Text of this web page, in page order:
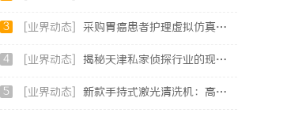
3 [业界动态] 采购胃癌患者护理虚拟仿真软件：预算详解+隐形收费排查指南
4 [业界动态] 揭秘天津私家侦探行业的现状与发展趋势
5 [业界动态] 新款手持式激光清洗机：高效清洁的新时代